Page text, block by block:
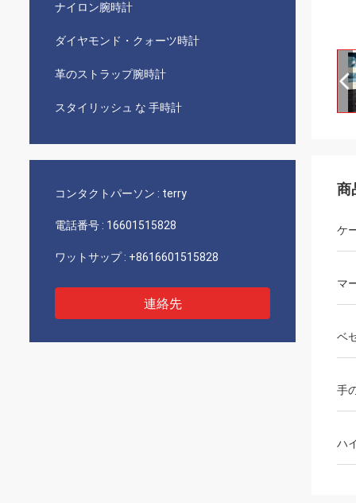
ナイロン腕時計
ダイヤモンド・クォーツ時計
革のストラップ腕時計
スタイリッシュ な 手時計
コンタクトパーソン : terry
電話番号 : 16601515828
ワットサップ : +8616601515828
連絡先
商
ケ
マ
ベ
手
ハ